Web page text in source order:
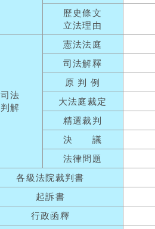
歷史條文
立法理由
司法
判解
憲法法庭
司法解釋
原 判 例
大法庭裁定
精選裁判
決 議
法律問題
各級法院裁判書
起訴書
行政函釋